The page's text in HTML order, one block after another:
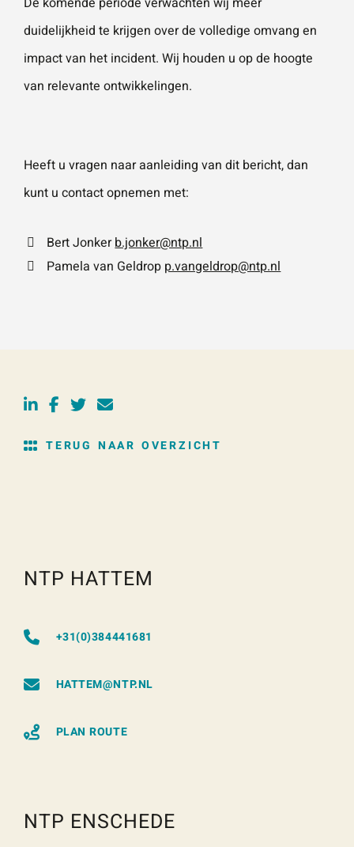
duidelijkheid te krijgen over de volledige omvang en
impact van het incident. Wij houden u op de hoogte
van relevante ontwikkelingen.
Heeft u vragen naar aanleiding van dit bericht, dan
kunt u contact opnemen met:
Bert Jonkerb.jonker@ntp.nl
Pamela van Geldrop p.vangeldrop@ntp.nl
TERUG NAAR OVERZICHT
NTP HATTEM
+31(0)384441681
HATTEM@NTP.NL
PLAN ROUTE
NTP ENSCHEDE